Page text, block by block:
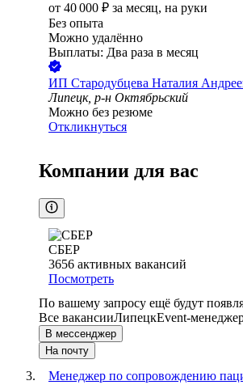
от 40 000 ₽ за месяц, на руки
Без опыта
Можно удалённо
Выплаты: Два раза в месяц
ИП Стародубцева Наталия
Липецк, р-н Октябрьский
Можно без резюме
Откликнуться
Компании для вас
СБЕР
3656 активных вакансий
Посмотреть
По вашему запросу ещё будут
Все вакансииЛипецкEvent-
В мессенджер
На почту
Менеджер по сопровождению